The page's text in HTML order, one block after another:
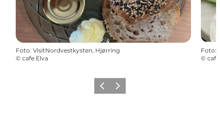
Foto: VisitNordvestkysten, Hjørring
© cafe Elva
Foto:
©
ForrigeNæste